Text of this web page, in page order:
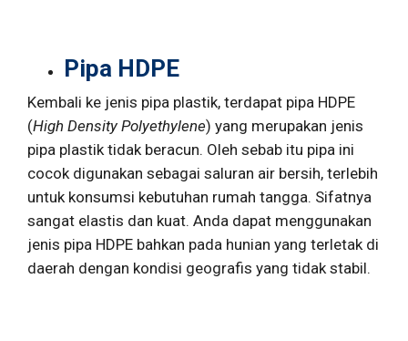
Pipa HDPE
Kembali ke jenis pipa plastik, terdapat pipa HDPE
(High Density Polyethylene) yang merupakan jenis
pipa plastik tidak beracun. Oleh sebab itu pipa ini
cocok digunakan sebagai saluran air bersih, terlebih
untuk konsumsi kebutuhan rumah tangga. Sifatnya
sangat elastis dan kuat. Anda dapat menggunakan
jenis pipa HDPE bahkan pada hunian yang terletak di
daerah dengan kondisi geografis yang tidak stabil.